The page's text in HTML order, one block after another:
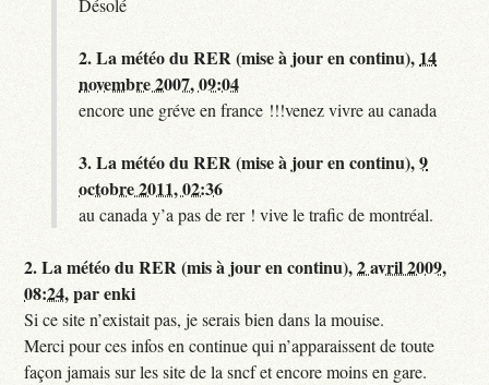
Désolé
2.La météo du RER (mise à jour en continu), 14
novembre 2007, 09:04
encore une gréve en france !!!venez vivre au canada
3.La météo du RER (mise à jour en continu),9
octobre 2011, 02:36
au canada y’a pas de rer ! vive le trafic de montréal.
2.La météo du RER (mis à jour en continu),2 avril 2009,
08:24,parenki
Si ce site n’existait pas, je serais bien dans la mouise.
Merci pour ces infos en continue qui n’apparaissent de toute
façon jamais sur les site de la sncf et encore moins en gare.